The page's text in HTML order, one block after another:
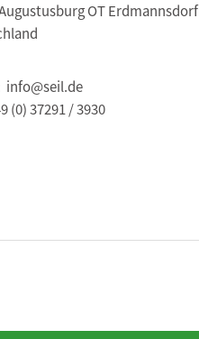
OT Erdmannsdorf
info@seil.de
(0) 37291 / 3930